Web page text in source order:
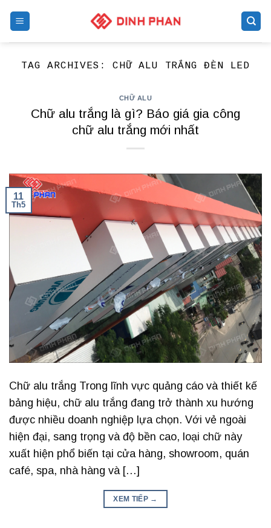
TAG ARCHIVES:CHỮ ALU TRẮNG ĐÈN LED
CHỮ ALU
Chữ alu trắng là gì? Báo giá gia công
chữ alu trắng mới nhất
11
Th5
Chữ alu trắng Trong lĩnh vực quảng cáo và thiết kế
bảng hiệu, chữ alu trắng đang trở thành xu hướng
được nhiều doanh nghiệp lựa chọn. Với vẻ ngoài
hiện đại, sang trọng và độ bền cao, loại chữ này
xuất hiện phổ biến tại cửa hàng, showroom, quán
café, spa, nhà hàng và […]
XEM TIẾP →